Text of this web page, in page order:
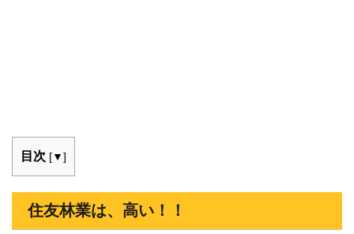
目次 [▼]
住友林業は、高い！！